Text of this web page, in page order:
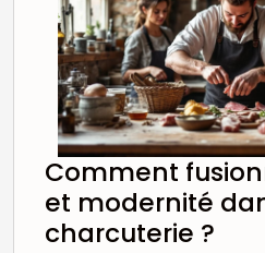
Comment
et modernité
charcuterie ?